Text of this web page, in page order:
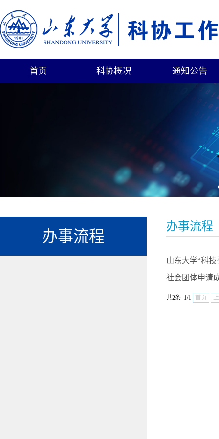
首页 科协概况 通知公告
办事流程
办事流程
山东大学“科
社会团体申请
共2条 1/1 首页